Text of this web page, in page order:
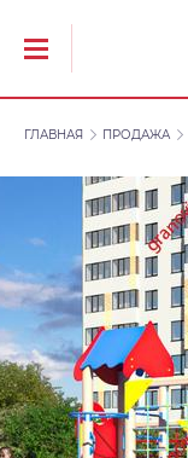
ГЛАВНАЯ ПРОДАЖА